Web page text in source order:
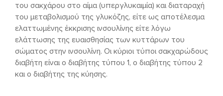
του σακχάρου στο αίμα (υπεργλυκαιμία) και διαταραχή
του μεταβολισμού της γλυκόζης, είτε ως αποτέλεσμα
ελαττωμένης έκκρισης ινσουλίνης είτε λόγω
ελάττωσης της ευαισθησίας των κυττάρων του
σώματος στην ινσουλίνη. Οι κύριοι τύποι σακχαρώδους
διαβήτη είναι ο διαβήτης τύπου 1, ο διαβήτης τύπου 2
και ο διαβήτης της κύησης.